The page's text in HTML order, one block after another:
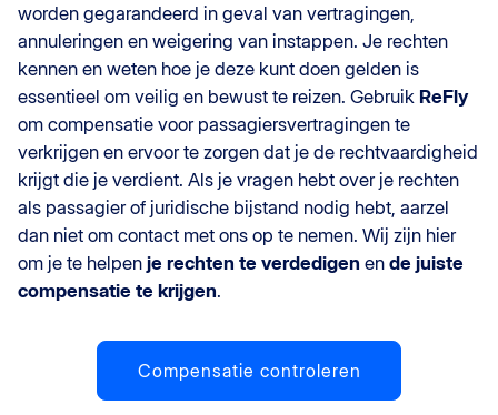
worden gegarandeerd in geval van vertragingen,
annuleringen en weigering van instappen. Je rechten
kennen en weten hoe je deze kunt doen gelden is
essentieel om veilig en bewust te reizen. Gebruik ReFly
om compensatie voor passagiersvertragingen te
verkrijgen en ervoor te zorgen dat je de rechtvaardigheid
krijgt die je verdient. Als je vragen hebt over je rechten
als passagier of juridische bijstand nodig hebt, aarzel
dan niet om contact met ons op te nemen. Wij zijn hier
om je te helpen je rechten te verdedigen en de juiste
compensatie te krijgen.
Compensatie controleren